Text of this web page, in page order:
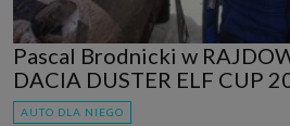
Pascal Brodnicki w
DACIA DUSTER ELF CUP
AUTO DLA NIEGO